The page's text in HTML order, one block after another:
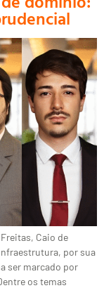
Caio de
por sua
ser marcado por
os temas